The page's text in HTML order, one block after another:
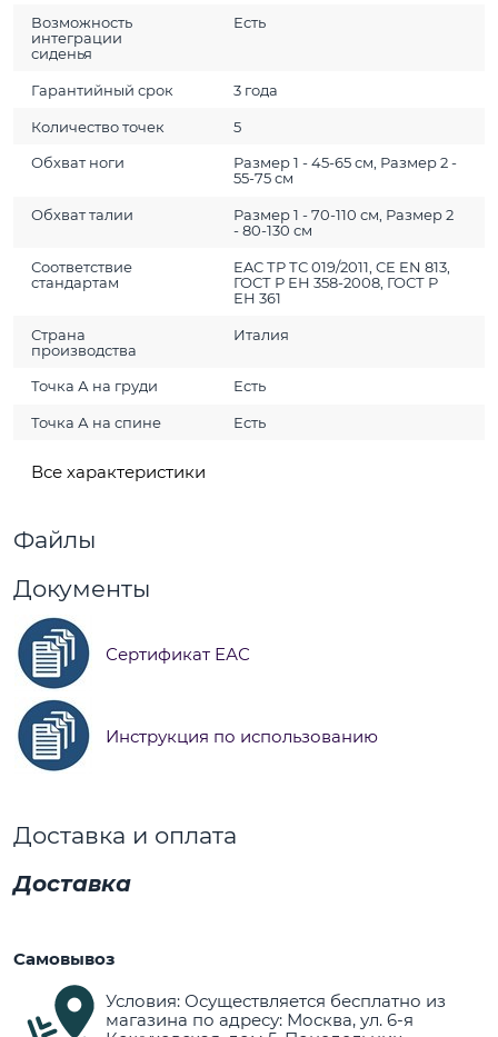
Возможность
интеграции
сиденья
Есть
Гарантийный срок 3 года
Количество точек 5
Обхват ноги
Размер 1 - 45-65 см, Размер 2 -
55-75 см
Обхват талии
Размер 1 - 70-110 см, Размер 2
- 80-130 см
Соответствие
стандартам
EAC ТР ТС 019/2011, CE EN 813,
ГОСТ Р ЕН 358-2008, ГОСТ Р
ЕН 361
Страна
производства
Италия
Точка А на груди Есть
Точка А на спине Есть
Все характеристики
Файлы
Документы
Сертификат ЕАС
Инструкция по использованию
Доставка и оплата
Доставка
Самовывоз
Условия: Осуществляется бесплатно из
магазина по адресу: Москва, ул. 6-я